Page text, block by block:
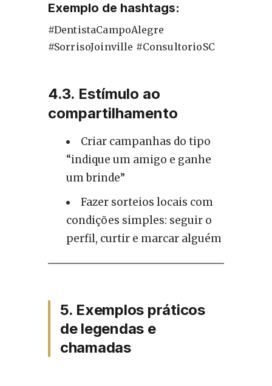
Exemplo de hashtags:
#DentistaCampoAlegre
#SorrisoJoinville #ConsultorioSC
4.3. Estímulo ao
compartilhamento
Criar campanhas do tipo
“indique um amigo e ganhe
um brinde”
Fazer sorteios locais com
condições simples: seguir o
perfil, curtir e marcar alguém
5. Exemplos práticos
de legendas e
chamadas